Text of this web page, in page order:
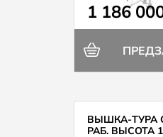
1 186
ВЫШКА-ТУРА
РАБ. ВЫСОТА